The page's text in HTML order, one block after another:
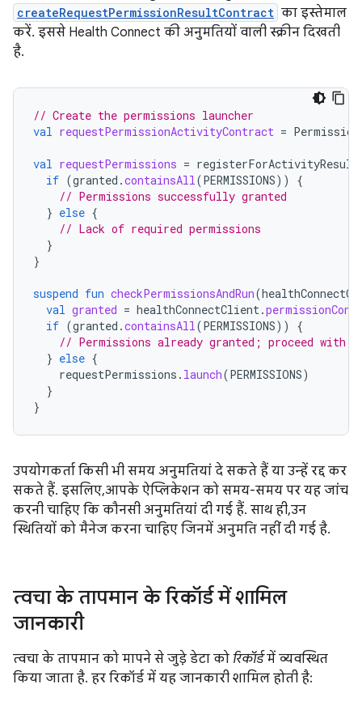
createRequestPermissionResultContract का इस्तेमाल
करें. इससे Health Connect की अनुमतियों वाली स्क्रीन दिखती
है.
// Create the permissions launcher
val requestPermissionActivityContract =
val requestPermissions = registerForActivityResult
if (granted .containsAll(PERMISSIONS))
{
// Permissions successfully granted
} else {
// Lack of required permissions
}
}
suspend fun checkPermissionsAndRun(
val granted = healthConnectClient.
if (granted .containsAll(PERMISSIONS))
{
// Permissions already granted; proceed with
} else {
requestPermissions . launch(PERMISSIONS)
}
}
उपयोगकर्ता किसी भी समय अनुमतियां दे सकते हैं या उन्हें रद्द कर
सकते हैं. इसलिए, आपके ऐप्लिकेशन को समय-समय पर यह जांच
करनी चाहिए कि कौनसी अनुमतियां दी गई हैं. साथ ही, उन
स्थितियों को मैनेज करना चाहिए जिनमें अनुमति नहीं दी गई है.
त्वचा के तापमान के रिकॉर्ड में शामिल
जानकारी
त्वचा के तापमान को मापने से जुड़े डेटा को रिकॉर्डमें व्यवस्थित
किया जाता है. हर रिकॉर्ड में यह जानकारी शामिल होती है: